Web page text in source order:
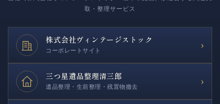
取・整理サービス
株式会社ヴィンテージストック
コーポレートサイト
›
三つ星遺品整理清三郎
遺品整理・生前整理・残置物撤去
›